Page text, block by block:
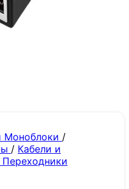
Моноблоки /
/ Кабели и